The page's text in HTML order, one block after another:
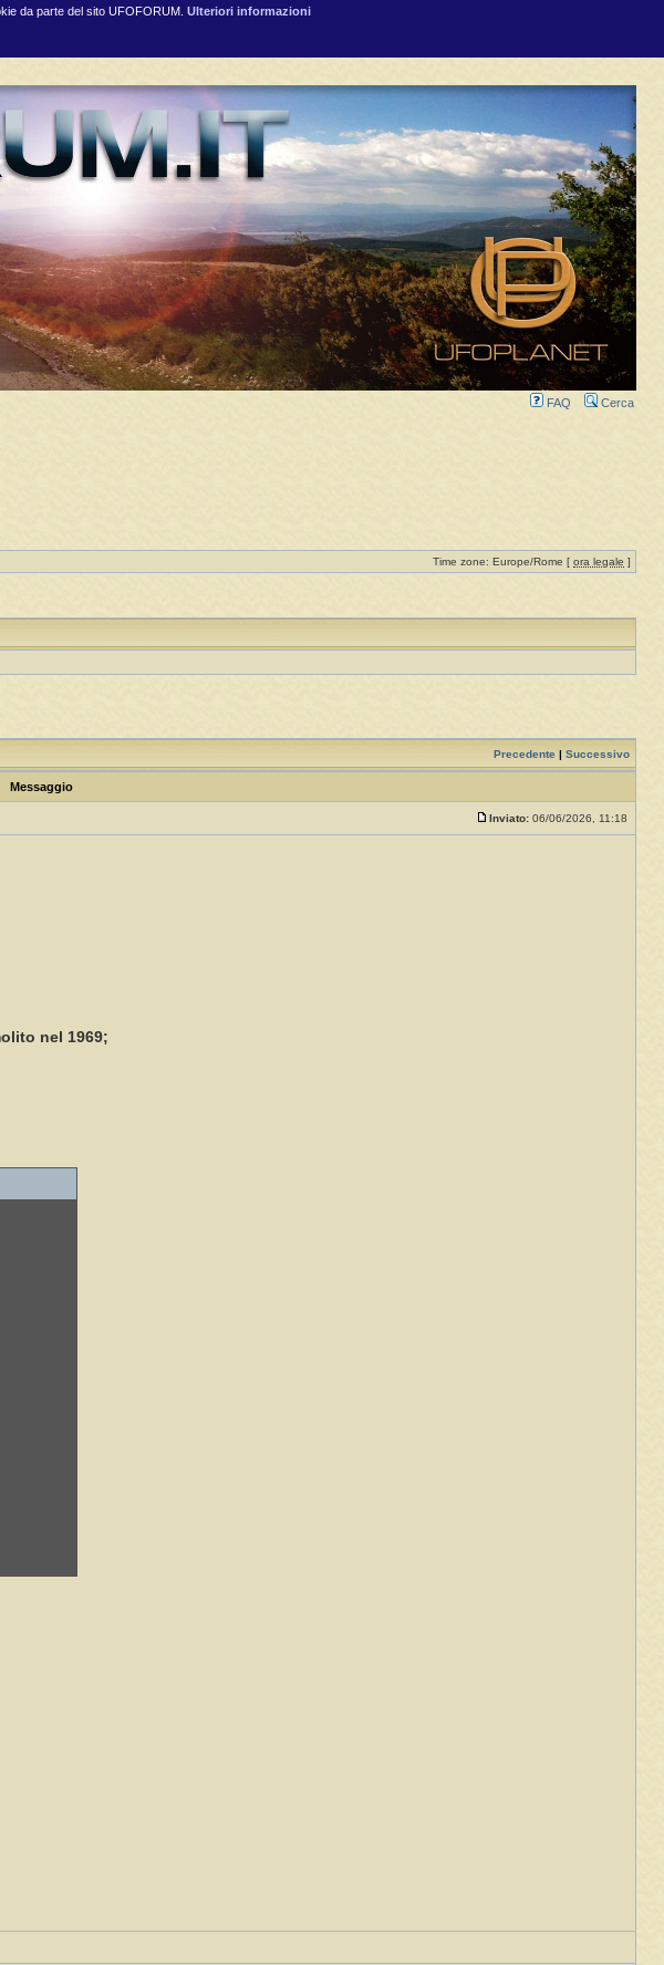
da parte del sito UFOFORUM. Ulteriori informazioni
FAQ Cerca
Time zone: Europe/Rome [ ora legale ]
Precedente Successivo
Messaggio
Inviato: 06/06/2026, 11:18
nel 1969;